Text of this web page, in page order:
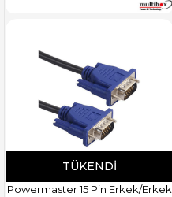
TÜKENDI
Powermaster 15 Pin Erkek/Erkek